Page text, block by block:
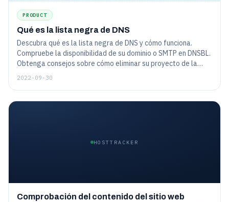
PRODUCT
Qué es la lista negra de DNS
Descubra qué es la lista negra de DNS y cómo funciona.
Compruebe la disponibilidad de su dominio o SMTP en DNSBL.
Obtenga consejos sobre cómo eliminar su proyecto de la
base de datos de spam, así como consejos sobre cómo evitar
2022-09-30
HOSTTRACKER
Comprobación del contenido del sitio web